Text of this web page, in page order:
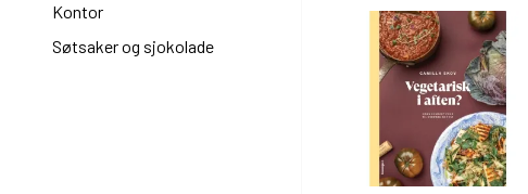
Kontor
Søtsaker og sjokolade